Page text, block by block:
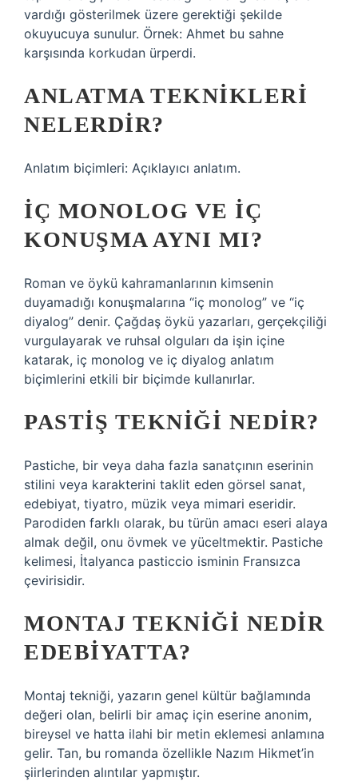
vardığı gösterilmek üzere gerektiği şekilde
okuyucuya sunulur. Örnek: Ahmet bu sahne
karşısında korkudan ürperdi.
ANLATMA TEKNIKLERI
NELERDIR?
Anlatım biçimleri: Açıklayıcı anlatım.
İÇ MONOLOG VE IÇ
KONUŞMA AYNI MI?
Roman ve öykü kahramanlarının kimsenin
duyamadığı konuşmalarına “iç monolog” ve “iç
diyalog” denir. Çağdaş öykü yazarları, gerçekçiliği
vurgulayarak ve ruhsal olguları da işin içine
katarak, iç monolog ve iç diyalog anlatım
biçimlerini etkili bir biçimde kullanırlar.
PASTIŞ TEKNIĞI NEDIR?
Pastiche, bir veya daha fazla sanatçının eserinin
stilini veya karakterini taklit eden görsel sanat,
edebiyat, tiyatro, müzik veya mimari eseridir.
Parodiden farklı olarak, bu türün amacı eseri alaya
almak değil, onu övmek ve yüceltmektir. Pastiche
kelimesi, İtalyanca pasticcio isminin Fransızca
çevirisidir.
MONTAJ TEKNIĞI NEDIR
EDEBIYATTA?
Montaj tekniği, yazarın genel kültür bağlamında
değeri olan, belirli bir amaç için eserine anonim,
bireysel ve hatta ilahi bir metin eklemesi anlamına
gelir. Tan, bu romanda özellikle Nazım Hikmet’in
şiirlerinden alıntılar yapmıştır.